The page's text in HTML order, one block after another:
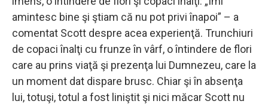
amintesc bine şi ştiam că nu pot privi înapoi” – a
comentat Scott despre acea experienţă. Trunchiuri
de copaci înalţi cu frunze în vârf, o întindere de flori
care au prins viaţă şi prezenţa lui Dumnezeu, care la
un moment dat dispare brusc. Chiar şi în absenţa
lui, totuşi, totul a fost liniştit şi nici măcar Scott nu